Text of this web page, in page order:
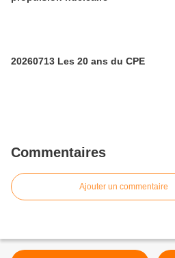
20260713 Les 20 ans du CPE
Commentaires
Ajouter un commentaire